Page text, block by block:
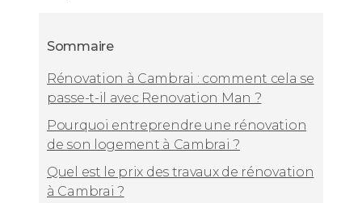
Sommaire
Rénovation à Cambrai : comment cela se
passe-t-il avec Renovation Man ?
Pourquoi entreprendre une rénovation
de son logement à Cambrai ?
Quel est le prix des travaux de rénovation
à Cambrai ?